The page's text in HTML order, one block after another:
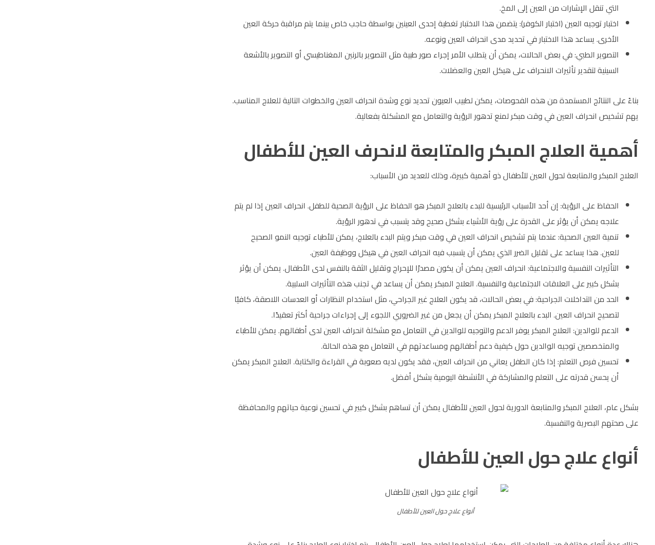
التي تنقل الإشارات من العين إلى المخ.
اختبار توجيه العين (اختبار الكوفر): يتضمن هذا الاختبار تغطية إحدى العينين بواسطة حاجب خاص بينما يتم مراقبة حركة العين
الأخرى. يساعد هذا الاختبار في تحديد مدى انحراف العين ونوعه.
التصوير الطبي: في بعض الحالات، يمكن أن يتطلب الأمر إجراء صور طبية مثل التصوير بالرنين المغناطيسي أو التصوير بالأشعة
السينية لتقدير تأثيرات الانحراف على هيكل العين والعضلات.
بناءً على النتائج المستمدة من هذه الفحوصات، يمكن لطبيب العيون تحديد نوع وشدة انحراف العين والخطوات التالية للعلاج المناسب.
يهم تشخيص انحراف العين في وقت مبكر لمنع تدهور الرؤية والتعامل مع المشكلة بفعالية.
أهمية العلاج المبكر والمتابعة لانحرف العين للأطفال
العلاج المبكر والمتابعة لحول العين للأطفال ذو أهمية كبيرة، وذلك للعديد من الأسباب:
الحفاظ على الرؤية: إن أحد الأسباب الرئيسية للبدء بالعلاج المبكر هو الحفاظ على الرؤية الصحية للطفل. انحراف العين إذا لم يتم
علاجه يمكن أن يؤثر على القدرة على رؤية الأشياء بشكل صحيح وقد يتسبب في تدهور الرؤية.
تنمية العين الصحية: عندما يتم تشخيص انحراف العين في وقت مبكر ويتم البدء بالعلاج، يمكن للأطباء توجيه النمو الصحيح
للعين. هذا يساعد على تقليل الضرر الذي يمكن أن يتسبب فيه انحراف العين في هيكل ووظيفة العين.
التأثيرات النفسية والاجتماعية: انحراف العين يمكن أن يكون مصدرًا للإحراج وتقليل الثقة بالنفس لدى الأطفال. يمكن أن يؤثر
بشكل كبير على العلاقات الاجتماعية والنفسية. العلاج المبكر يمكن أن يساعد في تجنب هذه التأثيرات السلبية.
الحد من التداخلات الجراحية: في بعض الحالات، قد يكون العلاج غير الجراحي، مثل استخدام النظارات أو العدسات اللاصقة، كافيًا
لتصحيح انحراف العين. البدء بالعلاج المبكر يمكن أن يجعل من غير الضروري اللجوء إلى إجراءات جراحية أكثر تعقيدًا.
الدعم للوالدين: العلاج المبكر يوفر الدعم والتوجيه للوالدين في التعامل مع مشكلة انحراف العين لدى أطفالهم. يمكن للأطباء
والمتخصصين توجيه الوالدين حول كيفية دعم أطفالهم ومساعدتهم في التعامل مع هذه الحالة.
تحسين فرص التعلم: إذا كان الطفل يعاني من انحراف العين، فقد يكون لديه صعوبة في القراءة والكتابة. العلاج المبكر يمكن
أن يحسن قدرته على التعلم والمشاركة في الأنشطة اليومية بشكل أفضل.
بشكل عام، العلاج المبكر والمتابعة الدورية لحول العين للأطفال يمكن أن تساهم بشكل كبير في تحسين نوعية حياتهم والمحافظة
على صحتهم البصرية والنفسية.
أنواع علاج حول العين للأطفال
أنواع علاج حول العين للأطفال